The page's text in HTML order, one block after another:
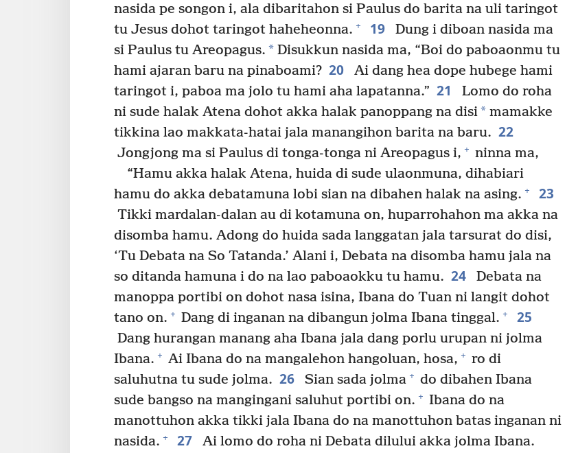
nasida pe songon i, ala dibaritahon si Paulus do barita na uli taringot
tu Jesus dohot taringot haheheonna. + 19
Dung i diboan nasida ma
si Paulus tu Areopagus. * Disukkun nasida ma, “Boi do paboaonmu tu
hami ajaran baru na pinaboami? 20
Ai dang hea dope hubege hami
taringot i, paboa ma jolo tu hami aha lapatanna.” 21
Lomo do roha
ni sude halak Atena dohot akka halak panoppang na disi* mamakke
tikkina lao makkata-hatai jala manangihon barita na baru. 22
Jongjong ma si Paulus di tonga-tonga ni Areopagus i, + ninna ma,
“Hamu akka halak Atena, huida di sude ulaonmuna, dihabiari
hamu do akka debatamuna lobi sian na dibahen halak na asing. + 23
Tikki mardalan-dalan au di kotamuna on, huparrohahon ma akka na
disomba hamu. Adong do huida sada langgatan jala tarsurat do disi,
‘Tu Debata na So Tatanda.’ Alani i, Debata na disomba hamu jala na
so ditanda hamuna i do na lao paboaokku tu hamu. 24
Debata na
manoppa portibi on dohot nasa isina, Ibana do Tuan ni langit dohot
tano on. + Dang di inganan na dibangun jolma Ibana tinggal. + 25
Dang hurangan manang aha Ibana jala dang porlu urupan ni jolma
Ibana. + Ai Ibana do na mangalehon hangoluan, hosa, + ro di
saluhutna tu sude jolma. 26 Sian sada jolma + do dibahen Ibana
sude bangso na mangingani saluhut portibi on. + Ibana do na
manottuhon akka tikki jala Ibana do na manottuhon batas inganan ni
nasida. + 27
Ai lomo do roha ni Debata dilului akka jolma Ibana.